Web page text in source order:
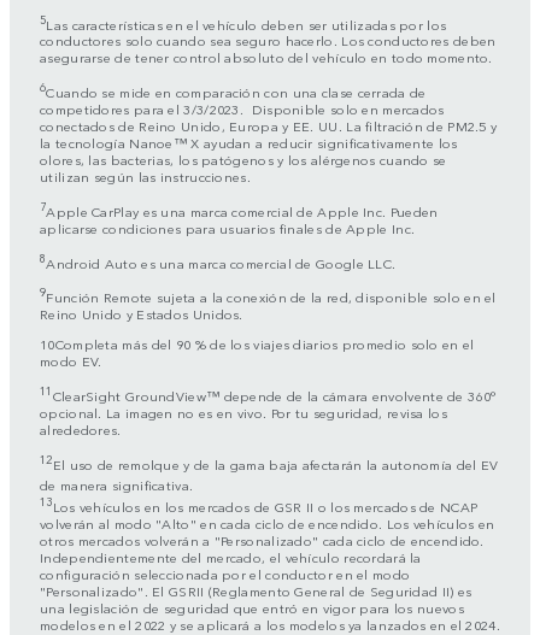
5Las características en el vehículo deben ser utilizadas por los
conductores solo cuando sea seguro hacerlo. Los conductores deben
asegurarse de tener control absoluto del vehículo en todo momento.
6Cuando se mide en comparación con una clase cerrada de
competidores para el 3/3/2023. Disponible solo en mercados
conectados de Reino Unido, Europa y EE. UU. La filtración de PM2.5 y
la tecnología Nanoe™ X ayudan a reducir significativamente los
olores, las bacterias, los patógenos y los alérgenos cuando se
utilizan según las instrucciones.
7Apple CarPlay es una marca comercial de Apple Inc. Pueden
aplicarse condiciones para usuarios finales de Apple Inc.
8Android Auto es una marca comercial de Google LLC.
9Función Remote sujeta a la conexión de la red, disponible solo en el
Reino Unido y Estados Unidos.
10Completa más del 90 % de los viajes diarios promedio solo en el
modo EV.
11 ClearSight GroundView™ depende de la cámara envolvente de 360°
opcional. La imagen no es en vivo. Por tu seguridad, revisa los
alrededores.
12El uso de remolque y de la gama baja afectarán la autonomía del EV
de manera significativa.
13Los vehículos en los mercados de GSR II o los mercados de NCAP
volverán al modo "Alto" en cada ciclo de encendido. Los vehículos en
otros mercados volverán a "Personalizado" cada ciclo de encendido.
Independientemente del mercado, el vehículo recordará la
configuración seleccionada por el conductor en el modo
"Personalizado". El GSRII (Reglamento General de Seguridad II) es
una legislación de seguridad que entró en vigor para los nuevos
modelos en el 2022 y se aplicará a los modelos ya lanzados en el 2024.